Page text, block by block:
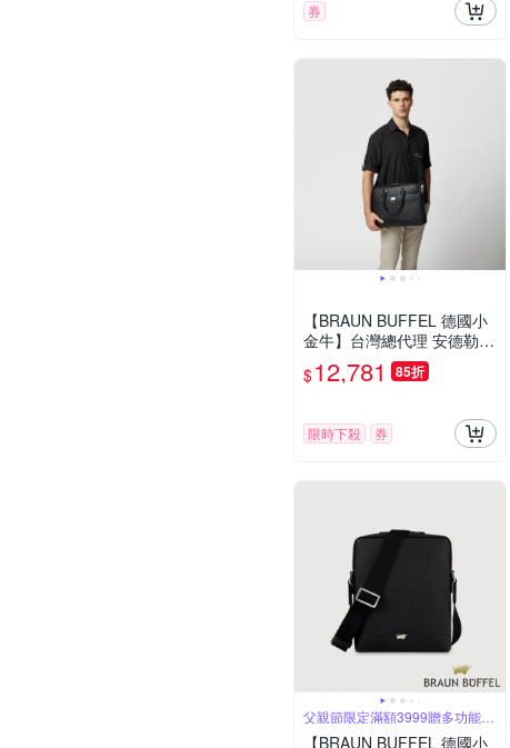
券
【BRAUN BUFFEL 德國小
金牛】台灣總代理 安德勒-1
公事包-黑色/BF531-TW65-
BK
$12,781 85折
限時下殺 券
父親節限定滿額3999贈多功能鑰
匙圈
【BRAUN BUFFEL 德國小